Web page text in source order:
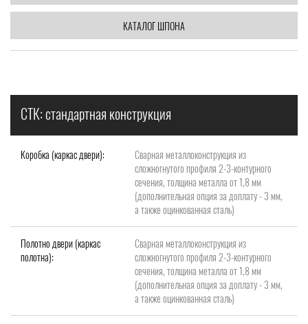
КАТАЛОГ ШПОНА
СТК: стандартная конструкция
Коробка (каркас двери):
Сварная металлоконструкция из
сложногнутого профиля 2-3-контурного
сечения, толщина металла от 1,8 мм
(дополнительная опция за доплату - 3 мм,
а также оцинкованная сталь)
Полотно двери (каркас
полотна):
Сварная металлоконструкция из
сложногнутого профиля 2-3-контурного
сечения, толщина металла от 1,8 мм
(дополнительная опция за доплату - 3 мм,
а также оцинкованная сталь)